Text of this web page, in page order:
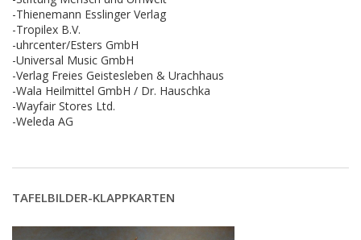
-Thienemann Esslinger Verlag
-Tropilex B.V.
-uhrcenter/Esters GmbH
-Universal Music GmbH
-Verlag Freies Geistesleben & Urachhaus
-Wala Heilmittel GmbH / Dr. Hauschka
-Wayfair Stores Ltd.
-Weleda AG
TAFELBILDER-KLAPPKARTEN